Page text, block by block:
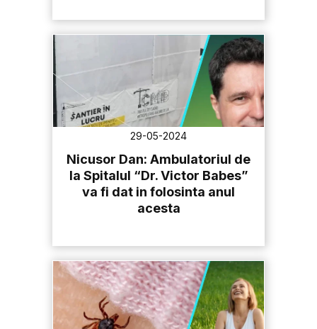
29-05-2024
Nicusor Dan: Ambulatoriul de
la Spitalul “Dr. Victor Babes”
va fi dat in folosinta anul
acesta